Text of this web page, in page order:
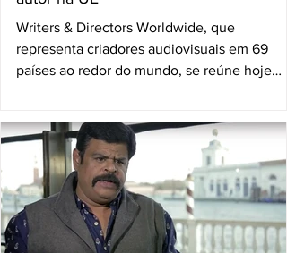
Writers & Directors Worldwide, que
representa criadores audiovisuais em 69
países ao redor do mundo, se reúne hoje